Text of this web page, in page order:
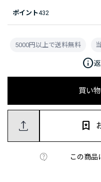
ポイント432
買い
この商品
5000円以上で送料無料
info